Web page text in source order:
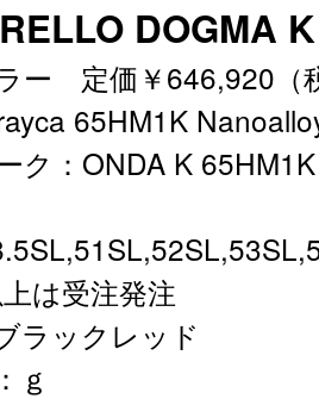
DOGMA
ー 定価￥646,920
65HM1K
ク：ONDA K
は受注発注
ラックレッド
ｇ